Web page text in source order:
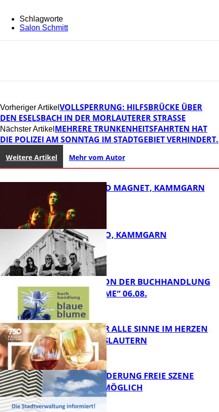
Schlagworte
Salon Schmitt
Vorheriger Artikel VOLLSPERRUNG: HILFSBRÜCKE ÜBER
DEN ESELSBACH IN DER MORLAUTERER STRASSE
Nächster Artikel MEHRERE TRUNKENHEITSFAHRTEN HAT
DIE POLIZEI AM SONNTAG IM STADTGEBIET VERHINDERT.
Weitere Artikel Mehr vom Autor
FB Kultur
DIRTY SOUND MAGNET, KAMMGARN
ROSE TATTOO, KAMMGARN
FB Kultur
LESETIPPS VON DER BUCHHANDLUNG
„BLAUE BLUME“ 06.08.
FB Kultur
GENÜSSE FÜR ALLE SINNE IM HERZEN
VON KAISERSLAUTERN
PROJEKTFÖRDERUNG FREIE SZENE
WEITERHIN MÖGLICH